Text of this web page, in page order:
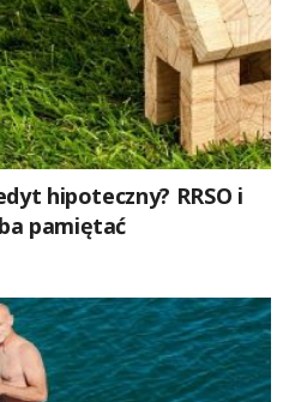
hipoteczny? RRSO i
pamiętać